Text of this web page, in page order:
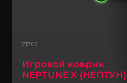
71762
Игровой коврик
NEPTUNE X (НЕПТУН)